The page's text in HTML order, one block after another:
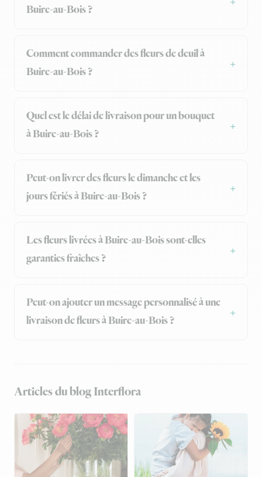
Buire-au-Bois ?
Comment commander des fleurs de deuil à
Buire-au-Bois ?
Quel est le délai de livraison pour un bouquet
à Buire-au-Bois ?
Peut-on livrer des fleurs le dimanche et les
jours fériés à Buire-au-Bois ?
Les fleurs livrées à Buire-au-Bois sont-elles
garanties fraîches ?
Peut-on ajouter un message personnalisé à une
livraison de fleurs à Buire-au-Bois ?
Articles du blog Interflora